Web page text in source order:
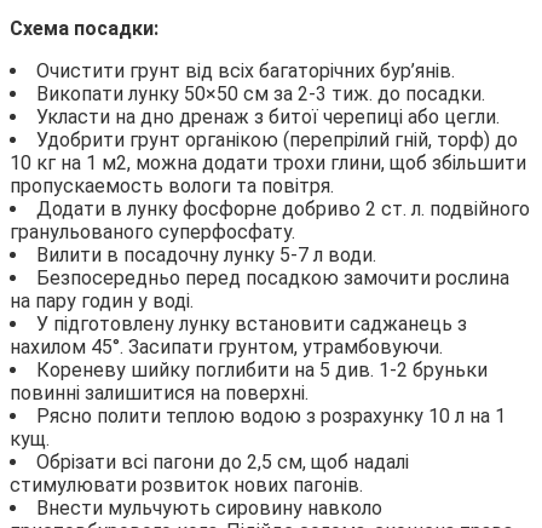
Схема посадки:
Очистити грунт від всіх багаторічних бур’янів.
Викопати лунку 50×50 см за 2-3 тиж. до посадки.
Укласти на дно дренаж з битої черепиці або цегли.
Удобрити грунт органікою (перепрілий гній, торф) до
10 кг на 1 м2, можна додати трохи глини, щоб збільшити
пропускаемость вологи та повітря.
Додати в лунку фосфорне добриво 2 ст. л. подвійного
гранульованого суперфосфату.
Вилити в посадочну лунку 5-7 л води.
Безпосередньо перед посадкою замочити рослина
на пару годин у воді.
У підготовлену лунку встановити саджанець з
нахилом 45°. Засипати грунтом, утрамбовуючи.
Кореневу шийку поглибити на 5 див. 1-2 бруньки
повинні залишитися на поверхні.
Рясно полити теплою водою з розрахунку 10 л на 1
кущ.
Обрізати всі пагони до 2,5 см, щоб надалі
стимулювати розвиток нових пагонів.
Внести мульчують сировину навколо